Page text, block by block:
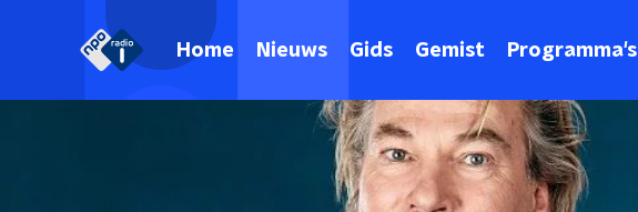
Home Nieuws Gids Gemist Programma's